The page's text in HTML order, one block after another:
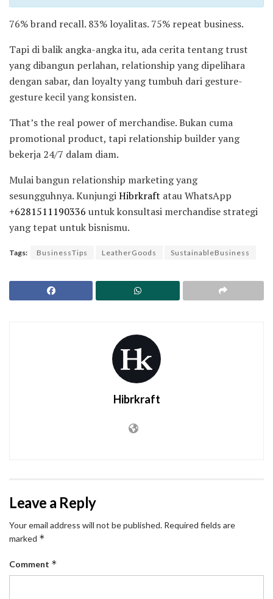
76% brand recall. 83% loyalitas. 75% repeat business.
Tapi di balik angka-angka itu, ada cerita tentang trust
yang dibangun perlahan, relationship yang dipelihara
dengan sabar, dan loyalty yang tumbuh dari gesture-
gesture kecil yang konsisten.
That’s the real power of merchandise. Bukan cuma
promotional product, tapi relationship builder yang
bekerja 24/7 dalam diam.
Mulai bangun relationship marketing yang
sesungguhnya. KunjungiHibrkraft atau WhatsApp
+6281511190336 untuk konsultasi merchandise strategi
yang tepat untuk bisnismu.
Tags: BusinessTips LeatherGoods SustainableBusiness
Hibrkraft
Leave a Reply
Your email address will not be published. Required fields are
marked *
Comment *